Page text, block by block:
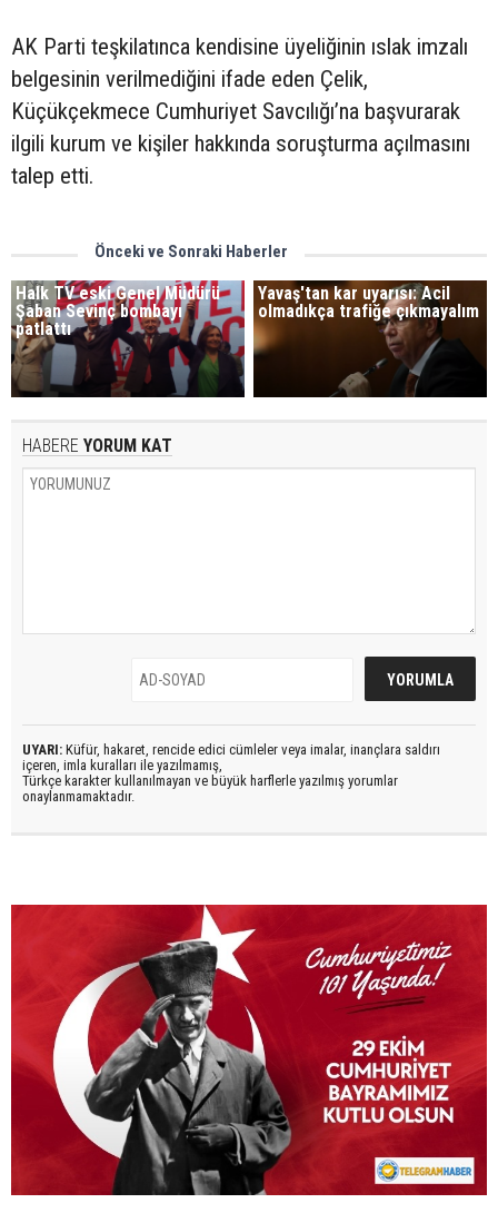
AK Parti teşkilatınca kendisine üyeliğinin ıslak imzalı
belgesinin verilmediğini ifade eden Çelik,
Küçükçekmece Cumhuriyet Savcılığı’na başvurarak
ilgili kurum ve kişiler hakkında soruşturma açılmasını
talep etti.
Önceki ve Sonraki Haberler
Halk TV eski Genel Müdürü
Şaban Sevinç bombayı
patlattı
Yavaş'tan kar uyarısı: Acil
olmadıkça trafiğe çıkmayalım
HABERE YORUM KAT
UYARI: Küfür, hakaret, rencide edici cümleler veya imalar, inançlara saldırı
içeren, imla kuralları ile yazılmamış,
Türkçe karakter kullanılmayan ve büyük harflerle yazılmış yorumlar
onaylanmamaktadır.